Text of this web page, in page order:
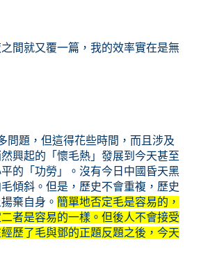
間就又覆一篇，我的效率實在是無
問題，但這得花些時間，而且涉及
興起的「懷毛熱」發展到今天甚至
的「功勞」。沒有今日中國昏天黑
傾斜。但是，歷史不會重複，歷史
棄自身。 簡單地否定毛是容易的，
者是容易的一樣。但後人不會接受
歷了毛與鄧的正題反題之後，今天